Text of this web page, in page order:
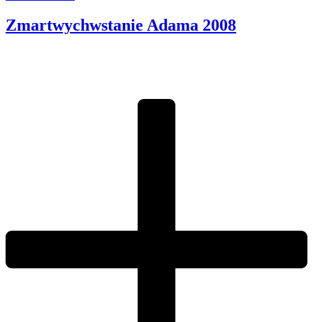
Zmartwychwstanie Adama 2008